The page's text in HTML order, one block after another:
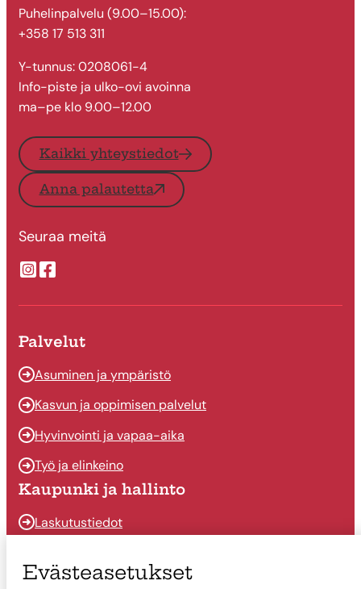
Puhelinpalvelu (9.00–15.00):
+358 17 513 311
Y-tunnus: 0208061-4
Info-piste ja ulko-ovi avoinna
ma–pe klo 9.00–12.00
Kaikki yhteystiedot
Anna palautetta
Seuraa meitä
Suonenjoen kaupungin Instragram
Suonenjoen kaupungin Facebook
Palvelut
Asuminen ja ympäristö
Kasvun ja oppimisen palvelut
Hyvinvointi ja vapaa-aika
Työ ja elinkeino
Kaupunki ja hallinto
Laskutustiedot
Päätöksenteko
Evästeasetukset